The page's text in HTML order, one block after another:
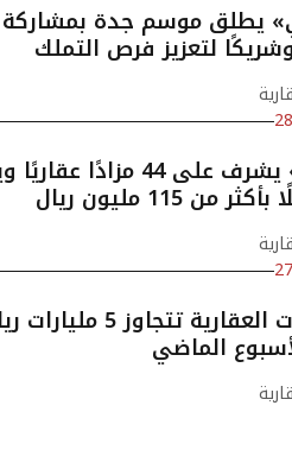
لتعزيز فرص التملك
«إنفاذ» يشرف على 44 مزادًا
الصفقات العقارية تتجاوز 5
الماضي